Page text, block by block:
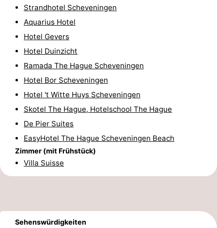
Golfplatze
Surfen
Sportangeln
Shoppen
Essen
und
trinken
Veranstaltungen
Praktisch
Forum
Medizin
Strandhotel Scheveningen
Aquarius Hotel
Hotel Gevers
Hotel Duinzicht
Ramada The Hague Scheveningen
Hotel Bor Scheveningen
Hotel 't Witte Huys Scheveningen
Skotel The Hague, Hotelschool The Hague
De Pier Suites
EasyHotel The Hague Scheveningen Beach
Zimmer (mit Frühstück)
Villa Suisse
Sehenswürdigkeiten